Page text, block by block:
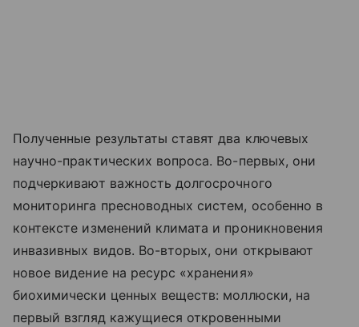
Полученные результаты ставят два ключевых
научно-практических вопроса. Во-первых, они
подчеркивают важность долгосрочного
мониторинга пресноводных систем, особенно в
контексте изменений климата и проникновения
инвазивных видов. Во-вторых, они открывают
новое видение на ресурс «хранения»
биохимически ценных веществ: моллюски, на
первый взгляд кажущиеся откровенными